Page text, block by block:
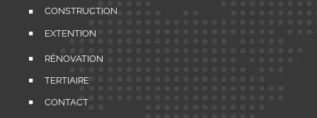
CONSTRUCTION
EXTENTION
RÉNOVATION
TERTIAIRE
CONTACT